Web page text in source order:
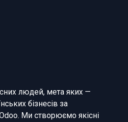
людей, мета яких —
бізнесів за
Ми створюємо якісні